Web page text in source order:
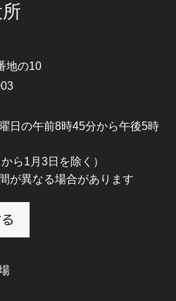
地の10
日の午前8時45分から午後5時
ら1月3日を除く）
が異なる場合があります